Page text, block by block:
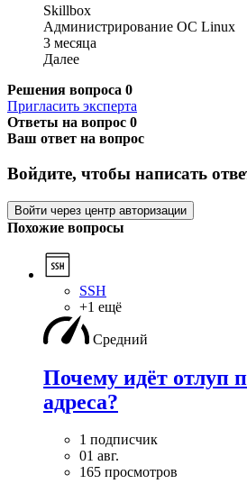
Skillbox
Администрирова­ние ОС Linux
3 месяца
Далее
Решения вопроса 0
Пригласить эксперта
Ответы на вопрос 0
Ваш ответ на вопрос
Войдите, чтобы написать
Войти через центр авторизации
Похожие вопросы
SSH
+1 ещё
Средний
Почему идёт отлуп
адреса?
1 подписчик
01 авг.
165 просмотров